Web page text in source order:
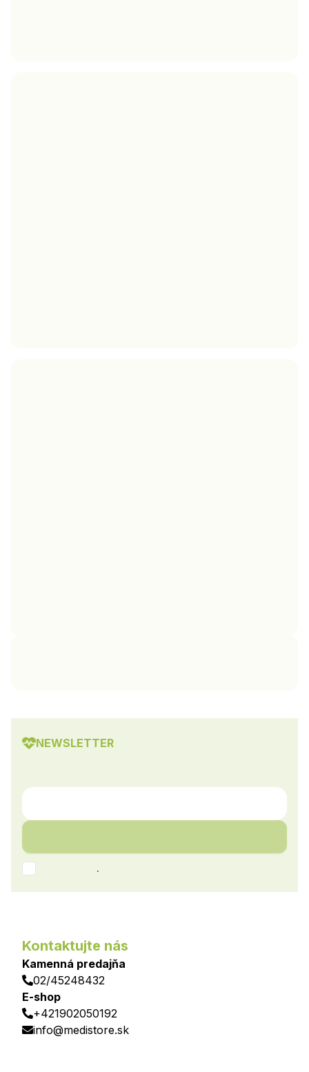
NEWSLETTER
.
Kontaktujte nás
Kamenná predajňa
02/45248432
E-shop
+421902050192
info@medistore.sk